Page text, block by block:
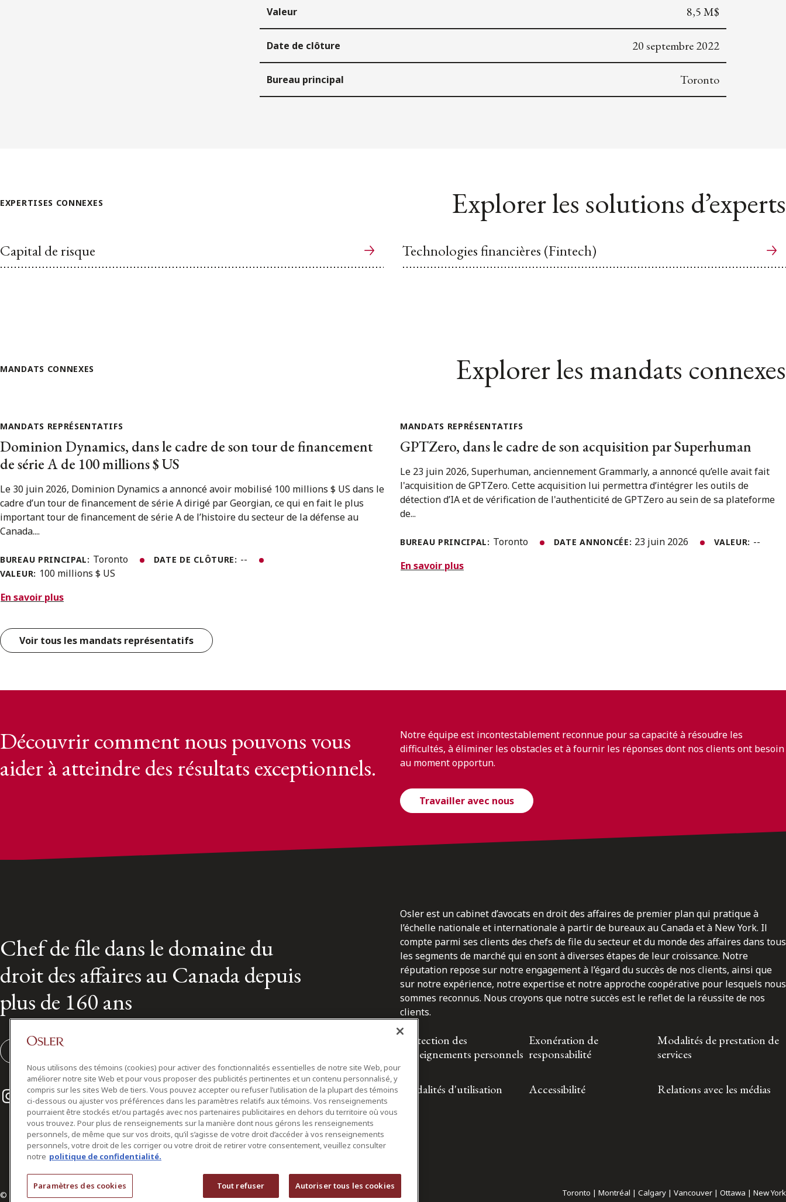
Valeur 8,5 M$
Date de clôture 20 septembre 2022
Bureau principal Toronto
EXPERTISES CONNEXES Explorer les solutions d’experts
Capital de risque Technologies financières (Fintech)
MANDATS CONNEXES Explorer les mandats connexes
MANDATS REPRÉSENTATIFS
Dominion Dynamics, dans le cadre de son tour de financement
de série A de 100 millions $ US
Le 30 juin 2026, Dominion Dynamics a annoncé avoir mobilisé 100 millions $ US dans le
cadre d’un tour de financement de série A dirigé par Georgian, ce qui en fait le plus
important tour de financement de série A de l’histoire du secteur de la défense au
Canada....
BUREAU PRINCIPAL: Toronto DATE DE CLÔTURE: --
VALEUR: 100 millions $ US
En savoir plus
MANDATS REPRÉSENTATIFS
GPTZero, dans le cadre de son acquisition par Superhuman
Le 23 juin 2026, Superhuman, anciennement Grammarly, a annoncé qu’elle avait fait
l'acquisition de GPTZero. Cette acquisition lui permettra d’intégrer les outils de
détection d’IA et de vérification de l'authenticité de GPTZero au sein de sa plateforme
de...
BUREAU PRINCIPAL: Toronto DATE ANNONCÉE: 23 juin 2026 VALEUR: --
En savoir plus
Voir tous les mandats représentatifs
Découvrir comment nous pouvons vous
aider à atteindre des résultats exceptionnels.
Notre équipe est incontestablement reconnue pour sa capacité à résoudre les
difficultés, à éliminer les obstacles et à fournir les réponses dont nos clients ont besoin
au moment opportun.
Travailler avec nous
Chef de file dans le domaine du
droit des affaires au Canada depuis
plus de 160 ans
Instagram
Twitter
LinkedIn
Osler est un cabinet d’avocats en droit des affaires de premier plan qui pratique à
l’échelle nationale et internationale à partir de bureaux au Canada et à New York. Il
compte parmi ses clients des chefs de file du secteur et du monde des affaires dans tous
les segments de marché qui en sont à diverses étapes de leur croissance. Notre
réputation repose sur notre engagement à l’égard du succès de nos clients, ainsi que
sur notre expérience, notre expertise et notre approche coopérative pour lesquels nous
sommes reconnus. Nous croyons que notre succès est le reflet de la réussite de nos
clients.
Protection des
renseignements personnels
Exonération de
responsabilité
Modalités de prestation de
services
Modalités d'utilisation Accessibilité Relations avec les médias
© 2026 Osler, Hoskin & Harcourt S.E.N.C.R.L./s.r.l. Tous droits réservés Toronto | Montréal | Calgary | Vancouver | Ottawa | New York
Nous utilisons des témoins (cookies) pour activer des fonctionnalités essentielles de notre site Web, pour
améliorer notre site Web et pour vous proposer des publicités pertinentes et un contenu personnalisé, y
compris sur les sites Web de tiers. Vous pouvez accepter ou refuser l’utilisation de la plupart des témoins
ci-dessous ou ajuster vos préférences dans les paramètres relatifs aux témoins. Vos renseignements
pourraient être stockés et/ou partagés avec nos partenaires publicitaires en dehors du territoire où vous
vous trouvez. Pour plus de renseignements sur la manière dont nous gérons les renseignements
personnels, de même que sur vos droits, qu’il s’agisse de votre droit d’accéder à vos renseignements
personnels, votre droit de les corriger ou votre droit de retirer votre consentement, veuillez consulter
notre politique de confidentialité.
Tout refuser Autoriser tous les cookies
Paramètres des cookies